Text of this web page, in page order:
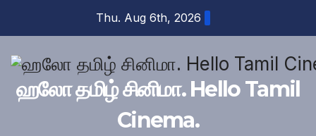
content
Thu. Aug 6th, 2026
ஹலோ தமிழ் சினிமா. Hello Tamil
Cinema.